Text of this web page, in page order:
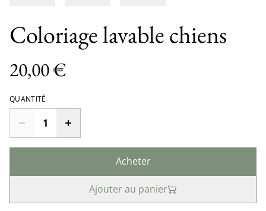
Coloriage lavable chiens
20,00 €
QUANTITÉ
Acheter
Ajouter au panier